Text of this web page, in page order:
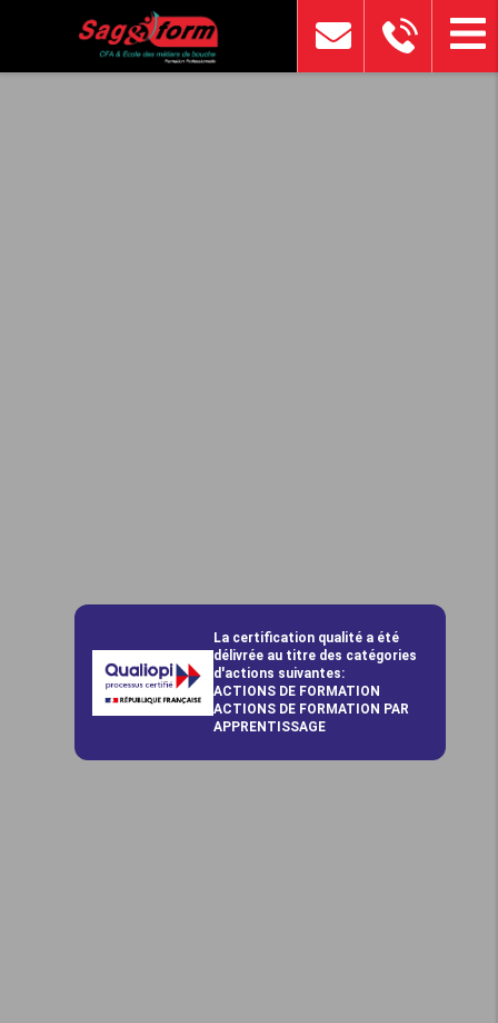
La certification qualité a été
délivrée au titre des catégories
d'actions suivantes:
ACTIONS DE FORMATION
ACTIONS DE FORMATION PAR
APPRENTISSAGE